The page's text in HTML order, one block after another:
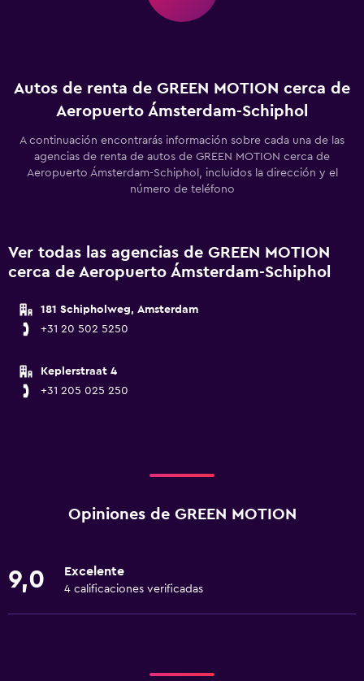
Autos de renta de GREEN MOTION cerca de
Aeropuerto Ámsterdam-Schiphol
A continuación encontrarás información sobre cada una de las
agencias de renta de autos de GREEN MOTION cerca de
Aeropuerto Ámsterdam-Schiphol, incluidos la dirección y el
número de teléfono
Ver todas las agencias de GREEN MOTION
cerca de Aeropuerto Ámsterdam-Schiphol
181 Schipholweg, Amsterdam
+31 20 502 5250
Keplerstraat 4
+31 205 025 250
Opiniones de GREEN MOTION
9,0 Excelente
4 calificaciones verificadas